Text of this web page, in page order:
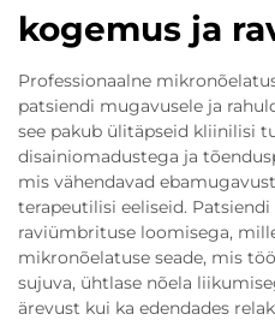
kogemus ja
Professionaalne
patsiendi mugavusele ja
see pakub ülitäpseid kliinilisi
disainiomadustega ja
mis vähendavad
terapeutilisi eeliseid.
raviümbrituse loomisega,
mikronõelatuse seade, mis
sujuva, ühtlase nõela
ärevust kui ka edendades